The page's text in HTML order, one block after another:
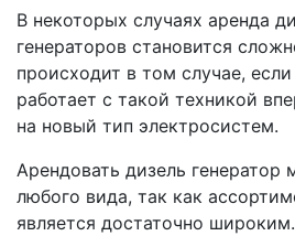
В некоторых случаях аренда
генераторов становится
происходит в том случае, если
работает с такой техникой
на новый тип электросистем.
Арендовать дизель генератор
любого вида, так как
является достаточно